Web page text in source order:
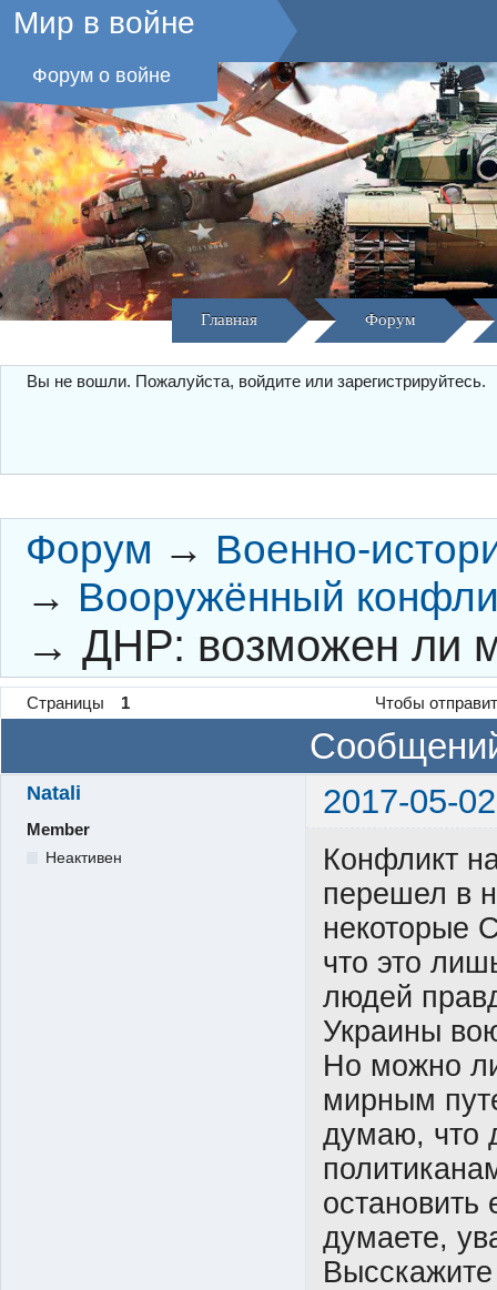
Мир в войне
Форум о войне
Главная Форум
Вы не вошли. Пожалуйста, войдите или зарегистрируйтесь.
Форум → Военно-
→ Вооружённый
→ ДНР: возможен ли
Страницы 1 Чтобы
Natali 2017-05-
Member
Неактивен
Конфликт
перешел в
некоторые
что это
людей
Украины
Но можно
мирным
думаю, что
остановить
думаете,